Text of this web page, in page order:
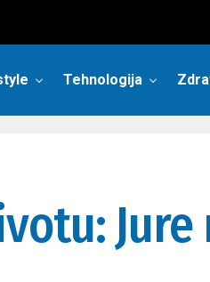
Tehnologija
Jure